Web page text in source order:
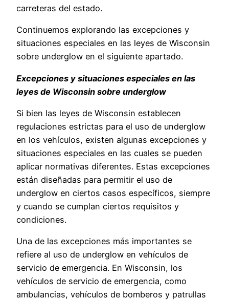
carreteras del estado.
Continuemos explorando las excepciones y
situaciones especiales en las leyes de Wisconsin
sobre underglow en el siguiente apartado.
Excepciones y situaciones especiales en las
leyes de Wisconsin sobre underglow
Si bien las leyes de Wisconsin establecen
regulaciones estrictas para el uso de underglow
en los vehículos, existen algunas excepciones y
situaciones especiales en las cuales se pueden
aplicar normativas diferentes. Estas excepciones
están diseñadas para permitir el uso de
underglow en ciertos casos específicos, siempre
y cuando se cumplan ciertos requisitos y
condiciones.
Una de las excepciones más importantes se
refiere al uso de underglow en vehículos de
servicio de emergencia. En Wisconsin, los
vehículos de servicio de emergencia, como
ambulancias, vehículos de bomberos y patrullas